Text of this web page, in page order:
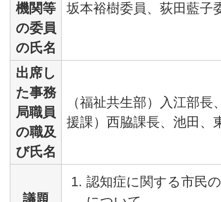
機関等
の委員
の氏名
坂本裕樹委員、荻田藍子
出席し
た事務
局職員
の職及
び氏名
（福祉共生部）入江部
援課）西脇課長、池田、
議題
認知症に関する市民